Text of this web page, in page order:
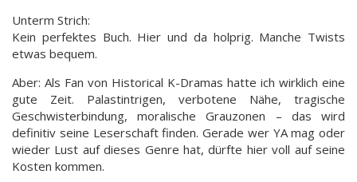
Unterm Strich:
Kein perfektes Buch. Hier und da holprig. Manche Twists
etwas bequem.
Aber: Als Fan von Historical K-Dramas hatte ich wirklich eine
gute Zeit. Palastintrigen, verbotene Nähe, tragische
Geschwisterbindung, moralische Grauzonen – das wird
definitiv seine Leserschaft finden. Gerade wer YA mag oder
wieder Lust auf dieses Genre hat, dürfte hier voll auf seine
Kosten kommen.